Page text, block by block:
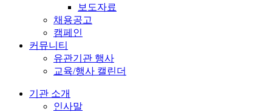
보도자료
채용공고
캠페인
커뮤니티
유관기관 행사
교육/행사 캘린더
기관 소개
인사말